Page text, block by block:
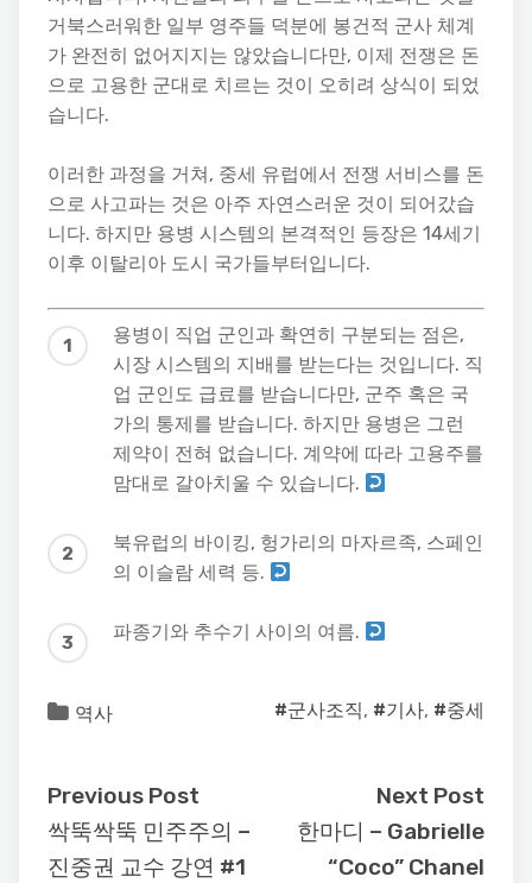
거북스러워한 일부 영주들 덕분에 봉건적 군사 체계
가 완전히 없어지지는 않았습니다만, 이제 전쟁은 돈
으로 고용한 군대로 치르는 것이 오히려 상식이 되었
습니다.
이러한 과정을 거쳐, 중세 유럽에서 전쟁 서비스를 돈
으로 사고파는 것은 아주 자연스러운 것이 되어갔습
니다. 하지만 용병 시스템의 본격적인 등장은 14세기
이후 이탈리아 도시 국가들부터입니다.
용병이 직업 군인과 확연히 구분되는 점은,
시장 시스템의 지배를 받는다는 것입니다. 직
업 군인도 급료를 받습니다만, 군주 혹은 국
가의 통제를 받습니다. 하지만 용병은 그런
제약이 전혀 없습니다. 계약에 따라 고용주를
맘대로 갈아치울 수 있습니다.
북유럽의 바이킹, 헝가리의 마자르족, 스페인
의 이슬람 세력 등.
파종기와 추수기 사이의 여름.
역사 #군사조직, #기사, #중세
Previous Post
싹뚝싹뚝 민주주의 –
진중권 교수 강연 #1
Next Post
한마디 – Gabrielle
“Coco” Chanel